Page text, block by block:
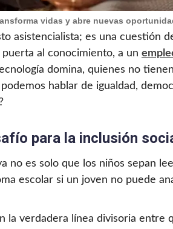
vidas y abre nuevas
asistencialista; es una cuestión
al conocimiento, a un
domina, quienes no
hablar de igualdad,
para la inclusión
no es solo que los niños sepan
escolar si un joven no puede
la verdadera línea divisoria entre